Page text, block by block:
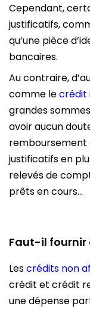
Cependant,
justificatifs,
qu’une pièce
bancaires.
Au contraire,
comme lecrédit
grandes
avoir aucun
remboursement
justificatifs en
relevés de
prêts en cours…
Faut-il fournir
Lescrédits non
crédit et crédit
une dépense